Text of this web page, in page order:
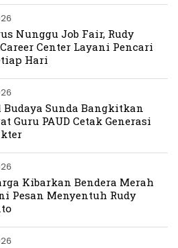
Nunggu Job Fair, Rudy
Center Layani Pencari
Hari
Budaya Sunda Bangkitkan
Guru PAUD Cetak Generasi
Kibarkan Bendera Merah
Pesan Menyentuh Rudy